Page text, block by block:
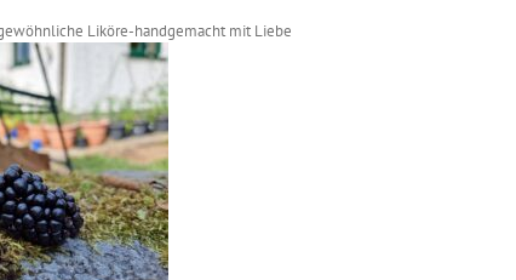
Liköre-handgemacht mit Liebe